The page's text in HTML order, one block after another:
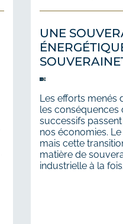
UNE
Les efforts menés
les conséquences
successifs
nos économies.
mais cette
matière de
industrielle à la